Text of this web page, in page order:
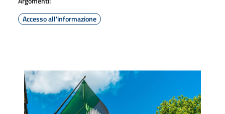
Accesso all'informazione